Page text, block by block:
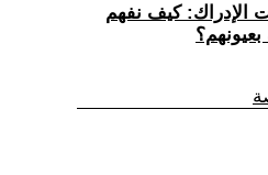
الإدراك: كيف نفهم